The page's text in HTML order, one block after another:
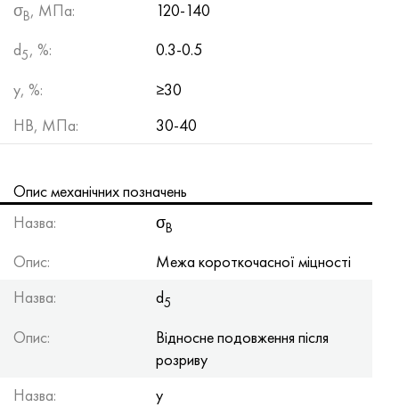
σB, МПа:
120-140
d5, %:
0.3-0.5
y, %:
≥30
HB, МПа:
30-40
Опис механічних позначень
Назва:
σB
Опис:
Межа короткочасної міцності
Назва:
d5
Опис:
Відносне подовження після
розриву
Назва:
y
Хастеллой C-276
Хастеллой C2000
Хастеллой 3
Хастеллой x
Удимет 500
Удимет 720
40ХФА, 1.7223, aisi 4142
45Х, 45h, 1.7035
45ХН2МФА, k2425, 45hnmf
А40Г, 44smn28, 1.0762, 46s20